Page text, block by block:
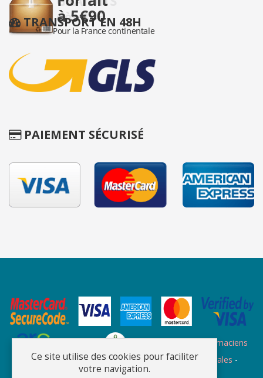
TRANSPORT EN 48H
PAIEMENT SÉCURISÉ
Site de l'ordre des pharmaciens
Plan du site-Qui sommes nous-Informations légales -
Confidentialité-
Ce site utilise des cookies pour faciliter
votre navigation.